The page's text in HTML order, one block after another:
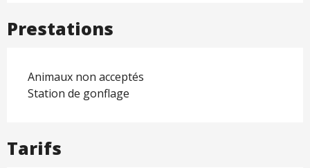
Prestations
Animaux non acceptés
Station de gonflage
Tarifs